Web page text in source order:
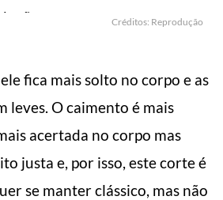
Créditos: Reprodução
fica mais solto no corpo e as
leves. O caimento é mais
acertada no corpo mas
justa e, por isso, este corte é
se manter clássico, mas não